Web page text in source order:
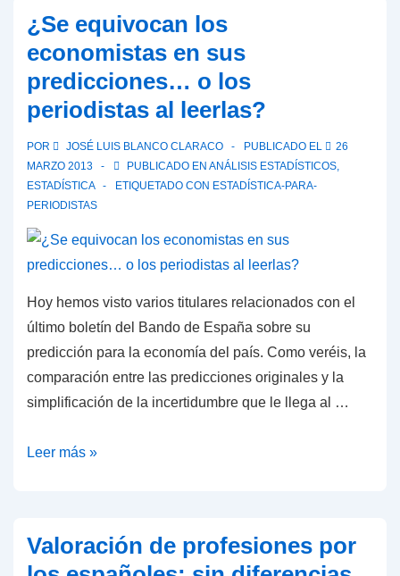
la
corrupción
se
dispara
una
forma
sin
precedentes
¿Se equivocan los
economistas en sus
predicciones… o los
periodistas al leerlas?
POR JOSÉ LUIS BLANCO CLARACO PUBLICADO EL
26
MARZO 2013
PUBLICADO EN ANÁLISIS ESTADÍSTICOS,
ESTADÍSTICA
ETIQUETADO CON ESTADÍSTICA-PARA-
PERIODISTAS
Hoy hemos visto varios titulares relacionados con el
último boletín del Bando de España sobre su
predicción para la economía del país. Como veréis, la
comparación entre las predicciones originales y la
simplificación de la incertidumbre que le llega al …
¿Se
en
Leer más »
Valoración de profesiones por